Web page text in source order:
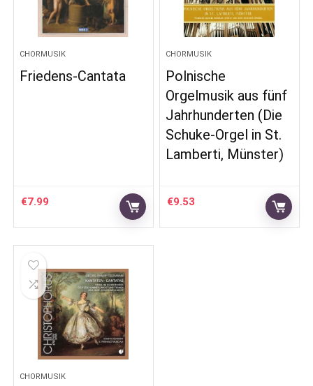
CHORMUSIK
Friedens-Cantata
€7.99
CHORMUSIK
Polnische
Orgelmusik aus fünf
Jahrhunderten (Die
Schuke-Orgel in St.
Lamberti, Münster)
€9.53
CHORMUSIK